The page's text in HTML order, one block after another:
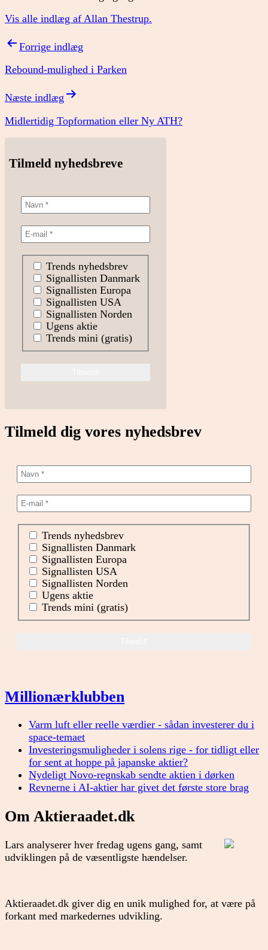
Vis alle indlæg af Allan Thestrup.
Indlægsnavigation
Forrige indlæg
Rebound-mulighed i Parken
Næste indlæg
Midlertidig Topformation eller Ny ATH?
Tilmeld nyhedsbreve
Trends nyhedsbrev
Signallisten Danmark
Signallisten Europa
Signallisten USA
Signallisten Norden
Ugens aktie
Trends mini (gratis)
Tilmeld dig vores nyhedsbrev
Trends nyhedsbrev
Signallisten Danmark
Signallisten Europa
Signallisten USA
Signallisten Norden
Ugens aktie
Trends mini (gratis)
Millionærklubben
Varm luft eller reelle værdier - sådan investerer du i
space-temaet
Investeringsmuligheder i solens rige - for tidligt eller
for sent at hoppe på japanske aktier?
Nydeligt Novo-regnskab sendte aktien i dørken
Revnerne i AI-aktier har givet det første store brag
Om Aktieraadet.dk
Lars analyserer hver fredag ugens gang, samt
udviklingen på de væsentligste hændelser.
Aktieraadet.dk giver dig en unik mulighed for, at være på
forkant med markedernes udvikling.